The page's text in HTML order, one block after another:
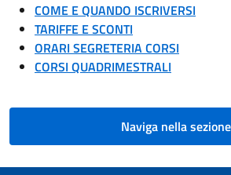
COME E QUANDO ISCRIVERSI
TARIFFE E SCONTI
ORARI SEGRETERIA CORSI
CORSI QUADRIMESTRALI
Naviga nella sezione